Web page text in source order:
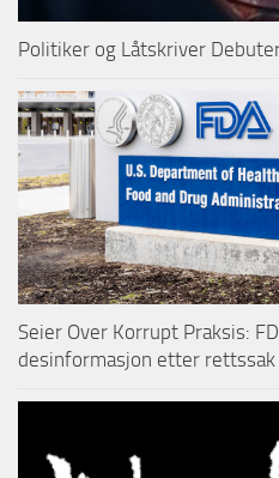
Politiker og Låtskriver
Seier Over Korrupt Praksis:
desinformasjon etter rettssak